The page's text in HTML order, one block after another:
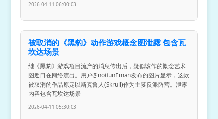
2026-04-11 06:00:03
被取消的《黑豹》动作游戏概念图泄露 包含瓦
坎达场景
继《黑豹》游戏项目流产的消息传出后，疑似该作的概念艺术
图近日在网络流出。用户@notfunEman发布的图片显示，这款
被取消的作品原定以斯克鲁人(Skrull)作为主要反派阵营。泄露
内容包含瓦坎达场景
2026-04-11 05:30:03